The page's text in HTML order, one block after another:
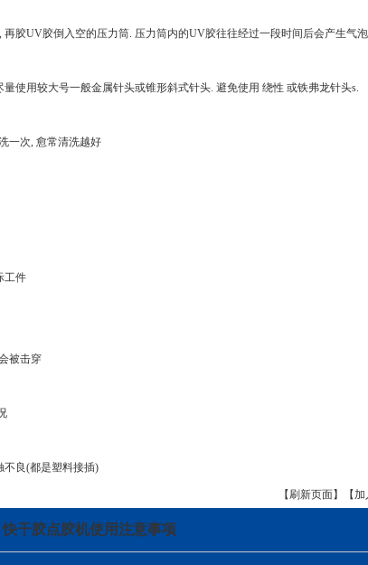
胶UV胶倒入空的压力筒. 压力筒内的UV胶往往经过一段时间 后会产生气
用较大号一般金属针头或锥形斜式针头. 避免使用 绕性 或铁弗龙针头s.
一次, 愈常清洗越好
工件
被击穿
良(都是塑料接插)
【刷新页面】 【
快干胶点胶机使用注意事项